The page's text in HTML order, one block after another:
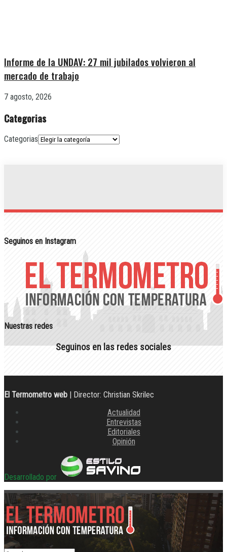
Informe de la UNDAV: 27 mil jubilados volvieron al
mercado de trabajo
7 agosto, 2026
Categorias
Categorias
Seguinos en Instagram
Nuestras redes
Seguinos en las redes sociales
El Termometro web | Director: Christian Skrilec
Actualidad
Entrevistas
Editoriales
Opinión
Desarrollado por